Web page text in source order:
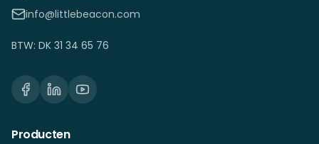
info@littlebeacon.com
BTW: DK 31 34 65 76
Producten